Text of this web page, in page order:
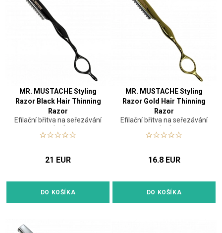
MR. MUSTACHE Styling
Razor Black Hair Thinning
Razor
Efilační břitva na seřezávání
vlasů
21 EUR
DO KOŠÍKA
MR. MUSTACHE Styling
Razor Gold Hair Thinning
Razor
Efilační břitva na seřezávání
vlasů
16.8 EUR
DO KOŠÍKA